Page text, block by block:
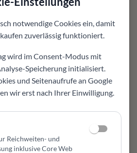
passenden Alternativen
Farbe oder Ausführung passend
Esszimmer, Flur oder
und klare Linien verbinden
Design
notwendige Cookies ein, damit
zuverlässig funktioniert.
wird im Consent-Modus mit
Speicherung initialisiert.
und Seitenaufrufe an Google
wir erst nach Ihrer Einwilligung.
Reichweiten- und
inklusive Core Web